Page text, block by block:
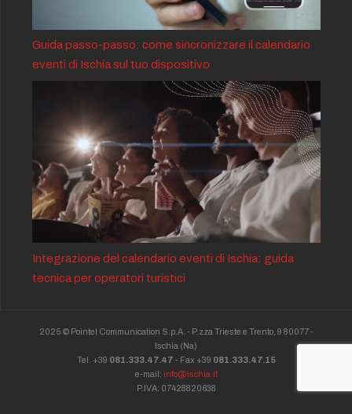
Guida passo-passo: come sincronizzare il calendario
eventi di Ischia sul tuo dispositivo
Integrazione del calendario eventi di Ischia: guida
tecnica per operatori turistici
2025 © Pointel Communication S.p.A. - P.zza Trieste e Trento, 9 80077 -
Ischia (Na)
Tel. +39 081.333.47.47 - Fax +39 081.333.47.15
e-mail: info@ischia.it
P.IVA: 07428820638